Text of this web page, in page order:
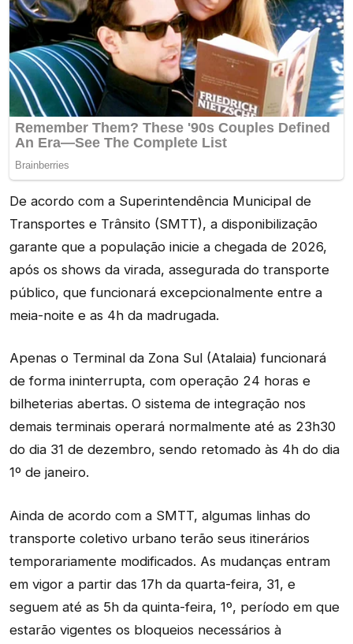
De acordo com a Superintendência Municipal de
Transportes e Trânsito (SMTT), a disponibilização
garante que a população inicie a chegada de 2026,
após os shows da virada, assegurada do transporte
público, que funcionará excepcionalmente entre a
meia-noite e as 4h da madrugada.
Apenas o Terminal da Zona Sul (Atalaia) funcionará
de forma ininterrupta, com operação 24 horas e
bilheterias abertas. O sistema de integração nos
demais terminais operará normalmente até as 23h30
do dia 31 de dezembro, sendo retomado às 4h do dia
1º de janeiro.
Ainda de acordo com a SMTT, algumas linhas do
transporte coletivo urbano terão seus itinerários
temporariamente modificados. As mudanças entram
em vigor a partir das 17h da quarta-feira, 31, e
seguem até as 5h da quinta-feira, 1º, período em que
estarão vigentes os bloqueios necessários à